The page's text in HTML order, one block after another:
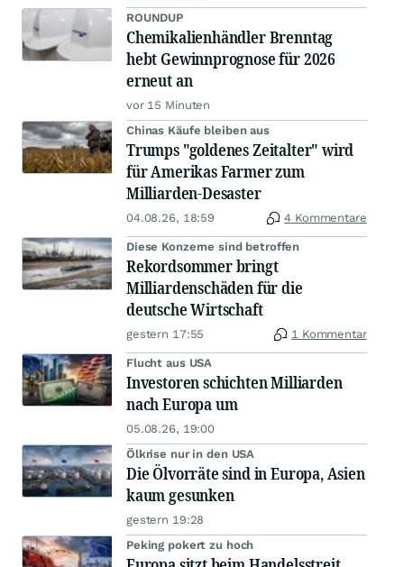
ROUNDUP
Chemikalienhändler Brenntag
hebt Gewinnprognose für 2026
erneut an
vor 15 Minuten
Chinas Käufe bleiben aus
Trumps "goldenes Zeitalter" wird
für Amerikas Farmer zum
Milliarden-Desaster
04.08.26, 18:59 4 Kommentare
Diese Konzerne sind betroffen
Rekordsommer bringt
Milliardenschäden für die
deutsche Wirtschaft
gestern 17:55 1 Kommentar
Flucht aus USA
Investoren schichten Milliarden
nach Europa um
05.08.26, 19:00
Ölkrise nur in den USA
Die Ölvorräte sind in Europa, Asien
kaum gesunken
gestern 19:28
Peking pokert zu hoch